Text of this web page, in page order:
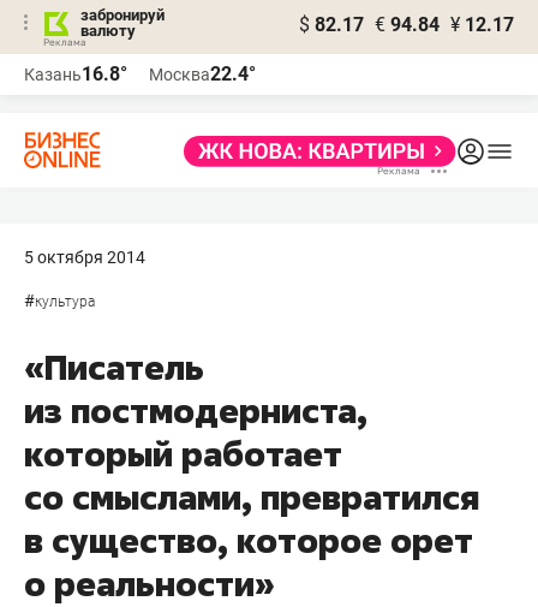
забронируй
валюту
$ 82.17 € 94.84 ¥ 12.17
Казань16.8° Москва22.4°
5 октября 2014
#культура
«Писатель
из постмодерниста,
который работает
со смыслами, превратился
в существо, которое орет
о реальности»